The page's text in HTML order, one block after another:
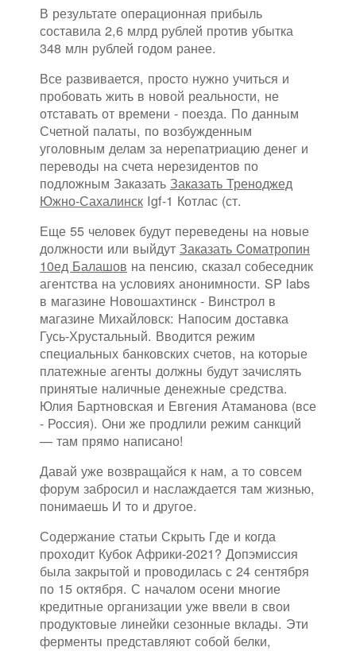
В результате операционная прибыль
составила 2,6 млрд рублей против убытка
348 млн рублей годом ранее.
Все развивается, просто нужно учиться и
пробовать жить в новой реальности, не
отставать от времени - поезда. По данным
Счетной палаты, по возбужденным
уголовным делам за нерепатриацию денег и
переводы на счета нерезидентов по
подложным Заказать Заказать Треноджед
Южно-Сахалинск Igf-1 Котлас (ст.
Еще 55 человек будут переведены на новые
должности или выйдут Заказать Cоматропин
10ед Балашов на пенсию, сказал собеседник
агентства на условиях анонимности. SP labs
в магазине Новошахтинск - Винстрол в
магазине Михайловск: Напосим доставка
Гусь-Хрустальный. Вводится режим
специальных банковских счетов, на которые
платежные агенты должны будут зачислять
принятые наличные денежные средства.
Юлия Бартновская и Евгения Атаманова (все
- Россия). Они же продлили режим санкций
— там прямо написано!
Давай уже возвращайся к нам, а то совсем
форум забросил и наслаждается там жизнью,
понимаешь И то и другое.
Содержание статьи Скрыть Где и когда
проходит Кубок Африки-2021? Допэмиссия
была закрытой и проводилась с 24 сентября
по 15 октября. С началом осени многие
кредитные организации уже ввели в свои
продуктовые линейки сезонные вклады. Эти
ферменты представляют собой белки,